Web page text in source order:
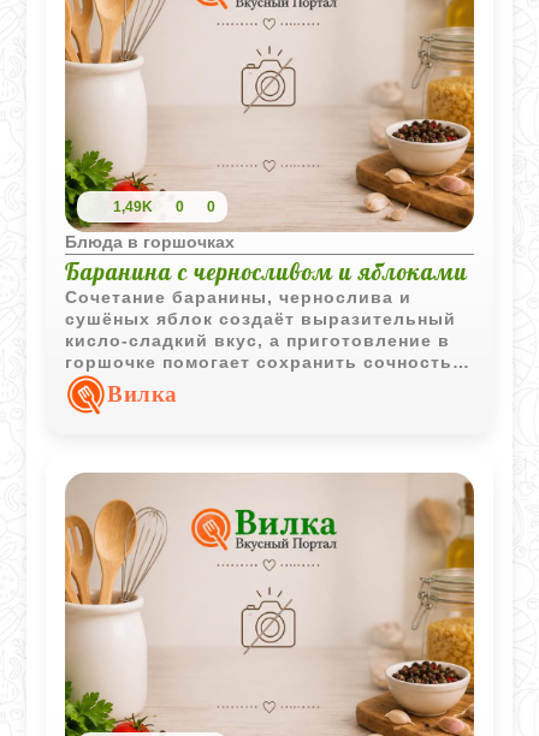
1,49K 0 0
Блюда в горшочках
Баранина с черносливом и яблоками
Сочетание баранины, чернослива и
сушёных яблок создаёт выразительный
кисло-сладкий вкус, а приготовление в
горшочке помогает сохранить сочность
мяса и насыщенность ароматов.
Вилка